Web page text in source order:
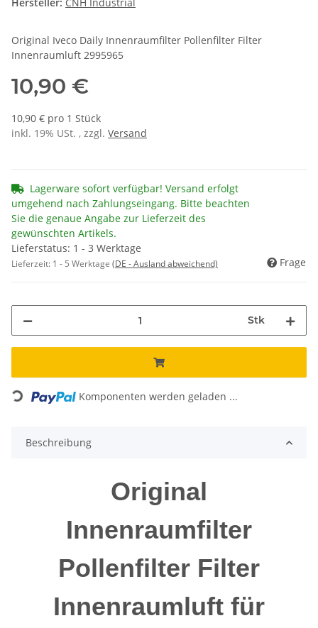
Original Iveco Daily Innenraumfilter Pollenfilter Filter
Innenraumluft 2995965
10,90 €
10,90 € pro 1 Stück
inkl. 19% USt. , zzgl. Versand
Lagerware sofort verfügbar! Versand erfolgt
umgehend nach Zahlungseingang. Bitte beachten
Sie die genaue Angabe zur Lieferzeit des
gewünschten Artikels.
Lieferstatus: 1 - 3 Werktage
Lieferzeit: 1 - 5 Werktage (DE - Ausland abweichend) Frage
Stk
Loading... Komponenten werden geladen ...
Beschreibung
Original
Innenraumfilter
Pollenfilter Filter
Innenraumluft für